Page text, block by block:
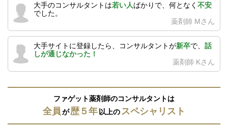
大手のコンサルタントは若い人ばかりで、何となく 不安
でした。
薬剤師 Mさん
大手サイトに登録したら、コンサルタントが新卒で、 話
しが通じなかった！
薬剤師 Kさん
ファゲット薬剤師のコンサルタントは
全員が歴５年以上のスペシャリスト